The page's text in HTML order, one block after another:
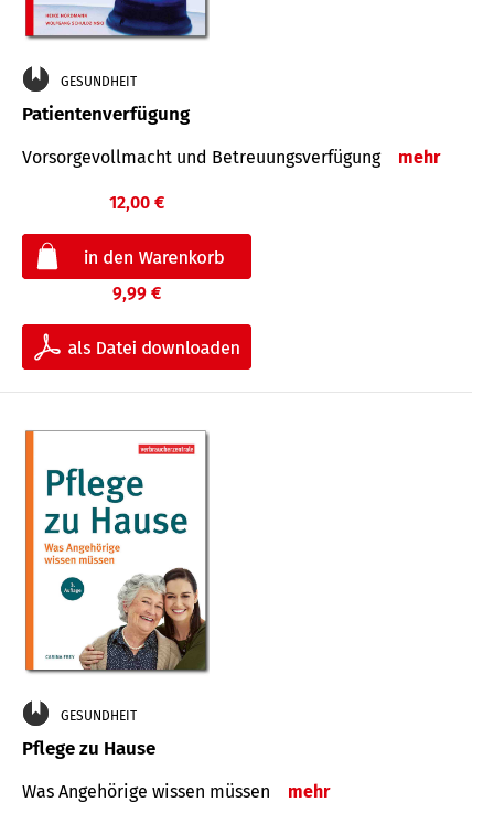
GESUNDHEIT
Patientenverfügung
Vorsorgevollmacht und Betreuungsverfügung mehr
12,00 €
9,99 €
GESUNDHEIT
Pflege zu Hause
Was Angehörige wissen müssen mehr